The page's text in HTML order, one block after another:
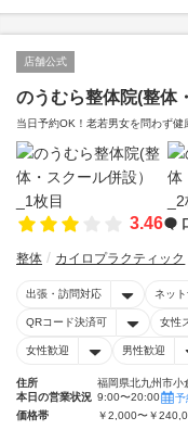
店舗公式
のうむら整体院(整体
当日予約OK！老若男女を問わず
3.46
整体 カイロプラクティック
出張・訪問対応 ネッ
QRコード決済可 女性
女性歓迎 男性歓迎
住所
福岡県北九州市小
本日の営業状況 9:00〜20:00
予
価格帯
￥2,000〜￥